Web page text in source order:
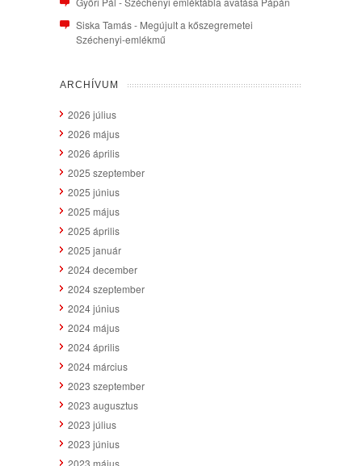
Siska Tamás- Megújult a kőszegremetei
Széchenyi-emlékmű
ARCHÍVUM
2026 július
2026 május
2026 április
2025 szeptember
2025 június
2025 május
2025 április
2025 január
2024 december
2024 szeptember
2024 június
2024 május
2024 április
2024 március
2023 szeptember
2023 augusztus
2023 július
2023 június
2023 május